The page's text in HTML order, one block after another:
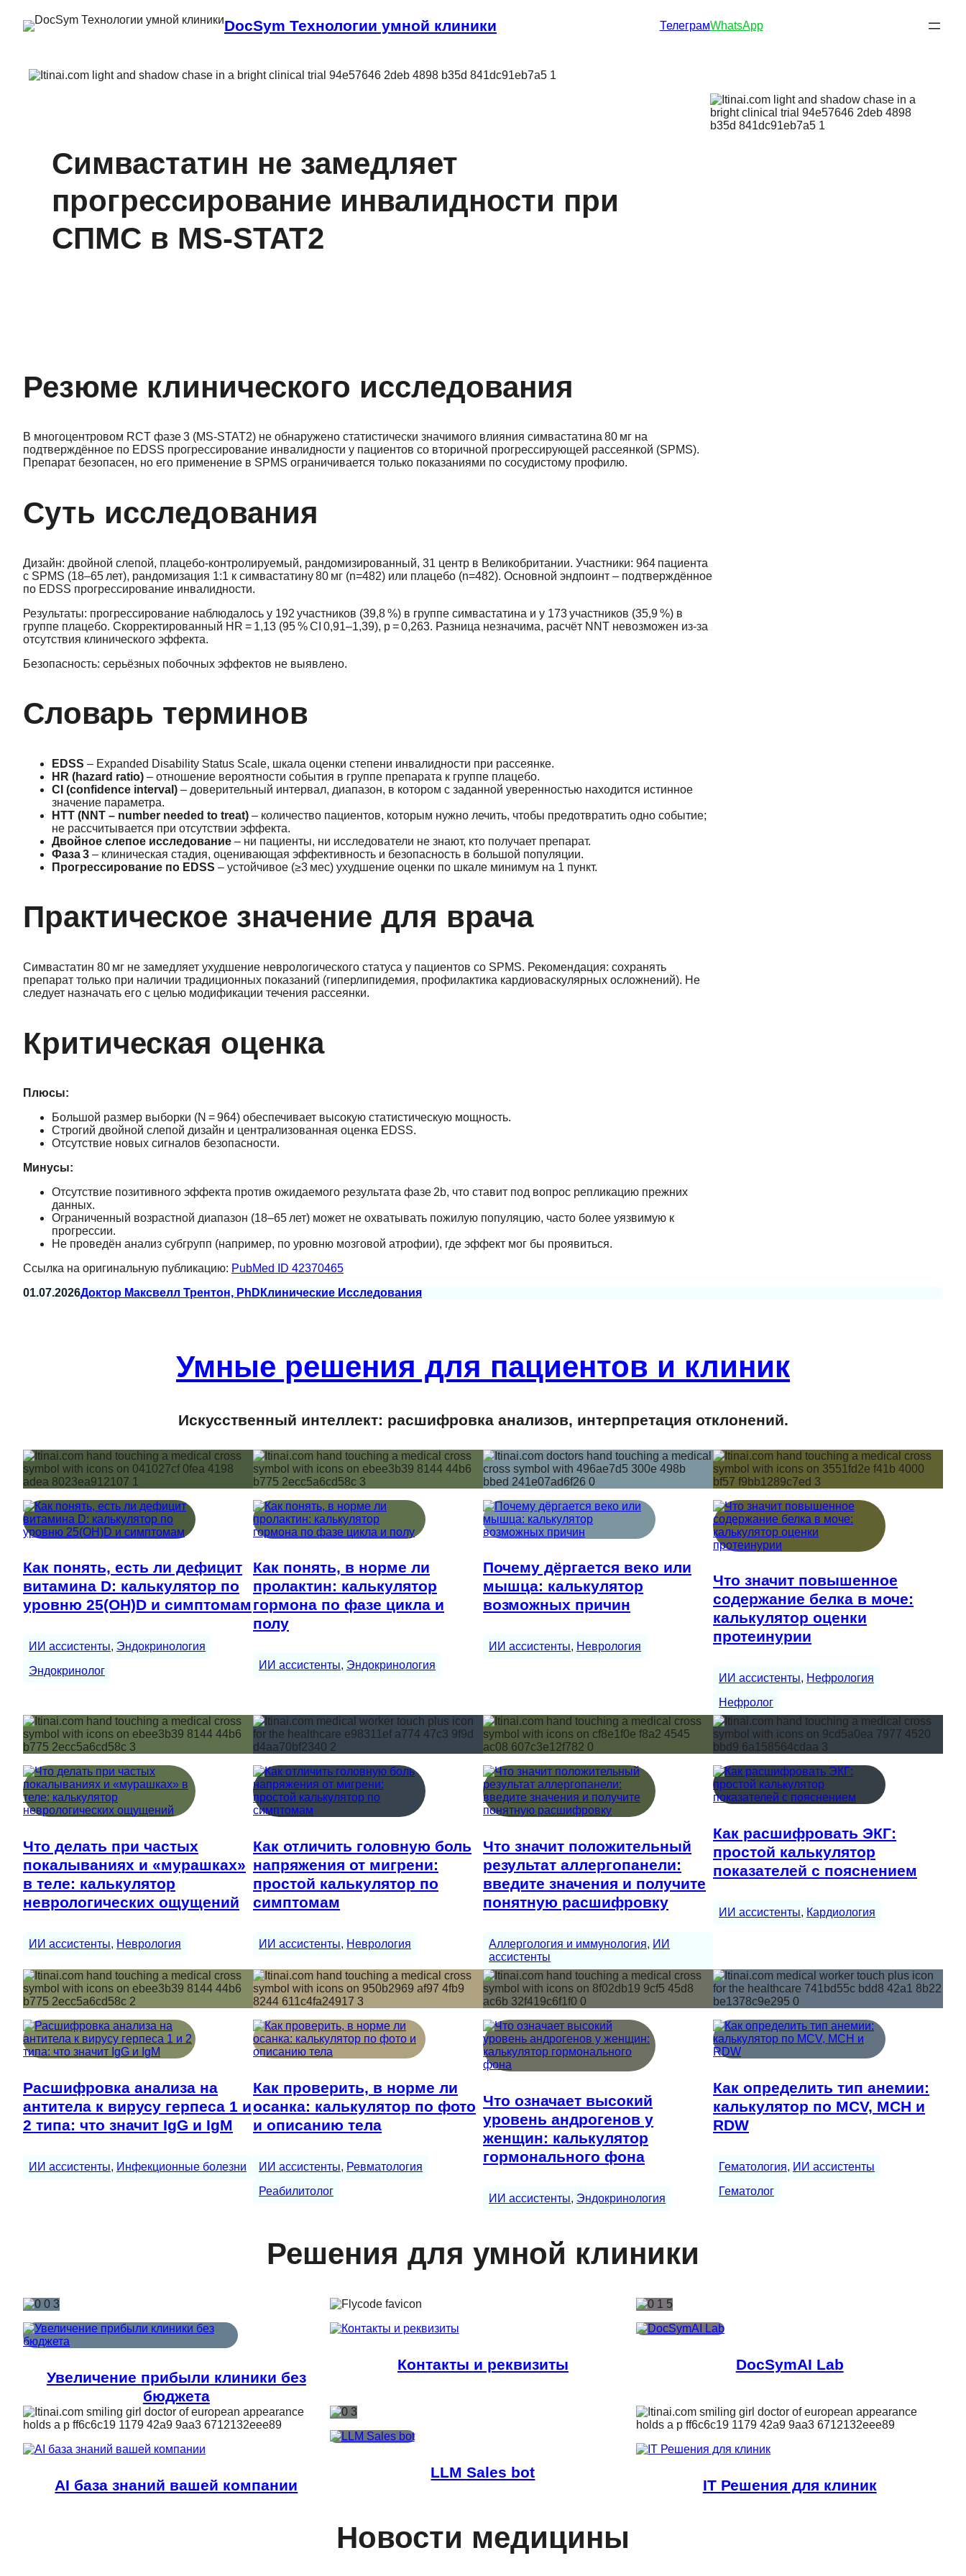
DocSym Технологии умной клиники ТелеграмWhatsApp
Симвастатин не замедляет
прогрессирование инвалидности при
СПМС в MS‑STAT2
Резюме клинического исследования
В многоцентровом RCT фазе 3 (MS‑STAT2) не обнаружено статистически значимого влияния симвастатина 80 мг на
подтверждённое по EDSS прогрессирование инвалидности у пациентов со вторичной прогрессирующей рассеянкой (SPMS).
Препарат безопасен, но его применение в SPMS ограничивается только показаниями по сосудистому профилю.
Суть исследования
Дизайн: двойной слепой, плацебо‑контролируемый, рандомизированный, 31 центр в Великобритании. Участники: 964 пациента
с SPMS (18–65 лет), рандомизация 1:1 к симвастатину 80 мг (n=482) или плацебо (n=482). Основной эндпоинт – подтверждённое
по EDSS прогрессирование инвалидности.
Результаты: прогрессирование наблюдалось у 192 участников (39,8 %) в группе симвастатина и у 173 участников (35,9 %) в
группе плацебо. Скорректированный HR = 1,13 (95 % CI 0,91–1,39), p = 0,263. Разница незначима, расчёт NNT невозможен из‑за
отсутствия клинического эффекта.
Безопасность: серьёзных побочных эффектов не выявлено.
Словарь терминов
EDSS – Expanded Disability Status Scale, шкала оценки степени инвалидности при рассеянке.
HR (hazard ratio) – отношение вероятности события в группе препарата к группе плацебо.
CI (confidence interval) – доверительный интервал, диапазон, в котором с заданной уверенностью находится истинное
значение параметра.
НТТ (NNT – number needed to treat) – количество пациентов, которым нужно лечить, чтобы предотвратить одно событие;
не рассчитывается при отсутствии эффекта.
Двойное слепое исследование – ни пациенты, ни исследователи не знают, кто получает препарат.
Фаза 3 – клиническая стадия, оценивающая эффективность и безопасность в большой популяции.
Прогрессирование по EDSS – устойчивое (≥3 мес) ухудшение оценки по шкале минимум на 1 пункт.
Практическое значение для врача
Симвастатин 80 мг не замедляет ухудшение неврологического статуса у пациентов со SPMS. Рекомендация: сохранять
препарат только при наличии традиционных показаний (гиперлипидемия, профилактика кардиоваскулярных осложнений). Не
следует назначать его с целью модификации течения рассеянки.
Критическая оценка
Плюсы:
Большой размер выборки (N = 964) обеспечивает высокую статистическую мощность.
Строгий двойной слепой дизайн и централизованная оценка EDSS.
Отсутствие новых сигналов безопасности.
Минусы:
Отсутствие позитивного эффекта против ожидаемого результата фазе 2b, что ставит под вопрос репликацию прежних
данных.
Ограниченный возрастной диапазон (18–65 лет) может не охватывать пожилую популяцию, часто более уязвимую к
прогрессии.
Не проведён анализ субгрупп (например, по уровню мозговой атрофии), где эффект мог бы проявиться.
Ссылка на оригинальную публикацию: PubMed ID 42370465
01.07.2026Доктор Максвелл Трентон, PhD Клинические Исследования
Умные решения для пациентов и клиник
Искусственный интеллект: расшифровка анализов, интерпретация отклонений.
Как понять, есть ли дефицит
витамина D: калькулятор по
уровню 25(OH)D и симптомам
ИИ ассистенты, Эндокринология
Эндокринолог
Как понять, в норме ли
пролактин: калькулятор
гормона по фазе цикла и
полу
ИИ ассистенты, Эндокринология
Почему дёргается веко или
мышца: калькулятор
возможных причин
ИИ ассистенты, Неврология
Что значит повышенное
содержание белка в моче:
калькулятор оценки
протеинурии
ИИ ассистенты, Нефрология
Нефролог
Что делать при частых
покалываниях и «мурашках»
в теле: калькулятор
неврологических ощущений
ИИ ассистенты, Неврология
Как отличить головную боль
напряжения от мигрени:
простой калькулятор по
симптомам
ИИ ассистенты, Неврология
Что значит положительный
результат аллергопанели:
введите значения и получите
понятную расшифровку
Аллергология и иммунология, ИИ
ассистенты
Как расшифровать ЭКГ:
простой калькулятор
показателей с пояснением
ИИ ассистенты, Кардиология
Расшифровка анализа на
антитела к вирусу герпеса 1 и
2 типа: что значит IgG и IgM
ИИ ассистенты, Инфекционные болезни
Как проверить, в норме ли
осанка: калькулятор по фото
и описанию тела
ИИ ассистенты, Ревматология
Реабилитолог
Что означает высокий
уровень андрогенов у
женщин: калькулятор
гормонального фона
ИИ ассистенты, Эндокринология
Как определить тип анемии:
калькулятор по MCV, MCH и
RDW
Гематология, ИИ ассистенты
Гематолог
Решения для умной клиники
Увеличение прибыли клиники без
бюджета
Контакты и реквизиты DocSymAI Lab
AI база знаний вашей компании
LLM Sales bot
IT Решения для клиник
Новости медицины